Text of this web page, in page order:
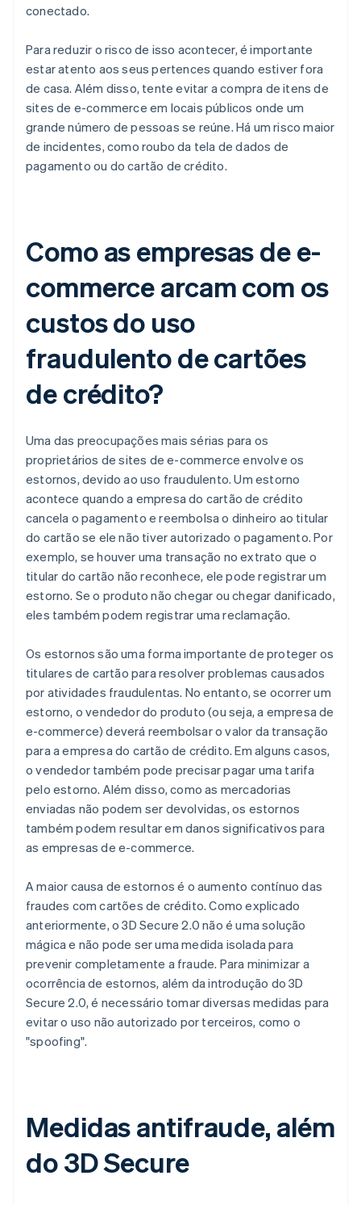
conectado.
Para reduzir o risco de isso acontecer, é importante
estar atento aos seus pertences quando estiver fora
de casa. Além disso, tente evitar a compra de itens de
sites de e-commerce em locais públicos onde um
grande número de pessoas se reúne. Há um risco maior
de incidentes, como roubo da tela de dados de
pagamento ou do cartão de crédito.
Como as empresas de e-
commerce arcam com os
custos do uso
fraudulento de cartões
de crédito?
Uma das preocupações mais sérias para os
proprietários de sites de e-commerce envolve os
estornos, devido ao uso fraudulento. Um estorno
acontece quando a empresa do cartão de crédito
cancela o pagamento e reembolsa o dinheiro ao titular
do cartão se ele não tiver autorizado o pagamento. Por
exemplo, se houver uma transação no extrato que o
titular do cartão não reconhece, ele pode registrar um
estorno. Se o produto não chegar ou chegar danificado,
eles também podem registrar uma reclamação.
Os estornos são uma forma importante de proteger os
titulares de cartão para resolver problemas causados
por atividades fraudulentas. No entanto, se ocorrer um
estorno, o vendedor do produto (ou seja, a empresa de
e-commerce) deverá reembolsar o valor da transação
para a empresa do cartão de crédito. Em alguns casos,
o vendedor também pode precisar pagar uma tarifa
pelo estorno. Além disso, como as mercadorias
enviadas não podem ser devolvidas, os estornos
também podem resultar em danos significativos para
as empresas de e-commerce.
A maior causa de estornos é o aumento contínuo das
fraudes com cartões de crédito. Como explicado
anteriormente, o 3D Secure 2.0 não é uma solução
mágica e não pode ser uma medida isolada para
prevenir completamente a fraude. Para minimizar a
ocorrência de estornos, além da introdução do 3D
Secure 2.0, é necessário tomar diversas medidas para
evitar o uso não autorizado por terceiros, como o
"spoofing".
Medidas antifraude, além
do 3D Secure